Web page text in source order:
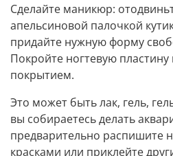
Сделайте маникюр:
апельсиновой палочкой
придайте нужную форму
Покройте ногтевую
покрытием.
Это может быть лак, гель,
вы собираетесь делать
предварительно распишите
красками или приклейте